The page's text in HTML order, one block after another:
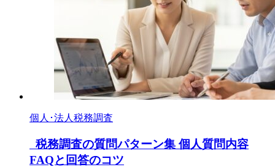
個人･法人税務調査
税務調査の質問パターン集 個人質問内容
FAQと回答のコツ